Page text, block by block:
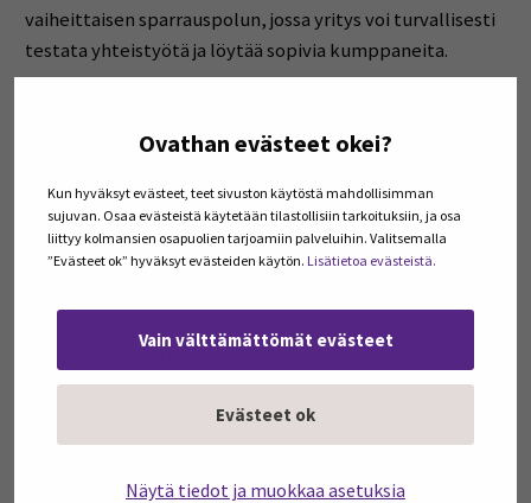
Ovathan evästeet okei?
Kun hyväksyt evästeet, teet sivuston käytöstä mahdollisimman
sujuvan. Osaa evästeistä käytetään tilastollisiin tarkoituksiin, ja osa
liittyy kolmansien osapuolien tarjoamiin palveluihin. Valitsemalla
”Evästeet ok” hyväksyt evästeiden käytön. Lisätietoa evästeistä.
Vain välttämättömät evästeet
Evästeet ok
Näytä tiedot ja muokkaa asetuksia
vaiheittaisen sparrauspolun, jossa yritys voi turvallisesti
testata yhteistyötä ja löytää sopivia kumppaneita.
kohdistuu startup-yrityksiin ja liikeidean alkuvaiheeseen.
analyysia liiketoiminnan kehittämisen tueksi.
Tarkoituksena on rikastaa yritysten ajattelua ja auttaa
niitä tunnistamaan uusia kilpailukykyä vahvistavia
voi edetä kohti systemaattista tutkimusyhteistyötä.
Yritys voi osallistua yhteen tai useampaan
kokonaisuuteen oman tilanteensa mukaan.